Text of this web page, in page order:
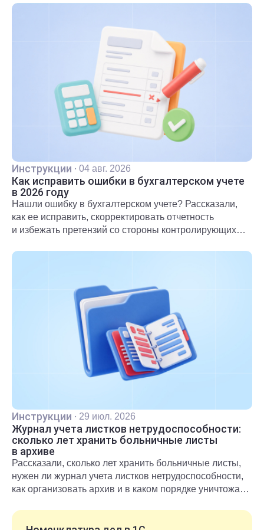
Инструкции · 04 авг. 2026
Как исправить ошибки в бухгалтерском учете
в 2026 году
Нашли ошибку в бухгалтерском учете? Рассказали,
как ее исправить, скорректировать отчетность
и избежать претензий со стороны контролирующих
Инструкции · 29 июл. 2026
Журнал учета листков нетрудоспособности:
сколько лет хранить больничные листы
в архиве
Рассказали, сколько лет хранить больничные листы,
нужен ли журнал учета листков нетрудоспособности,
как организовать архив и в каком порядке уничтожать